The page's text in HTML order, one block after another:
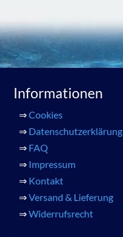
Informationen
⇒Cookies
⇒ Datenschutzerklärung
⇒ FAQ
⇒ Impressum
⇒ Kontakt
⇒Versand & Lieferung
⇒Widerrufsrecht